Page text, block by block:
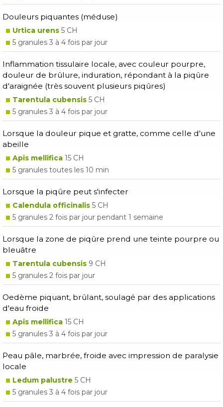
Douleurs piquantes (méduse)
Urtica urens 5 CH
5 granules 3 à 4 fois par jour
Inflammation tissulaire locale, avec couleur pourpre,
douleur de brûlure, induration, répondant à la piqûre
d'araignée (très souvent plusieurs piqûres)
Tarentula cubensis 5 CH
5 granules 3 à 4 fois par jour
Lorsque la douleur pique et gratte, comme celle d'une
abeille
Apis mellifica 15 CH
5 granules toutes les 10 min
Lorsque la piqûre peut s'infecter
Calendula officinalis 5 CH
5 granules 2 fois par jour pendant 1 semaine
Lorsque la zone de piqûre prend une teinte pourpre ou
bleuâtre
Tarentula cubensis 9 CH
5 granules 2 fois par jour
Oedème piquant, brûlant, soulagé par des applications
d'eau froide
Apis mellifica 15 CH
5 granules 3 à 4 fois par jour
Peau pâle, marbrée, froide avec impression de paralysie
locale
Ledum palustre 5 CH
5 granules 3 à 4 fois par jour